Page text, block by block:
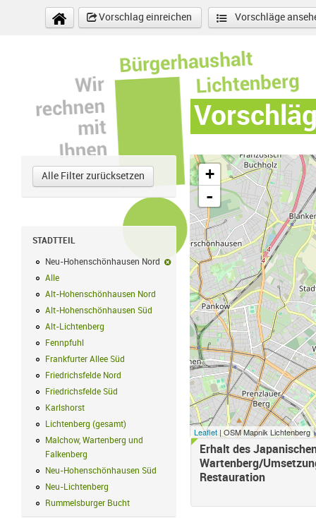
Direkt zum Inhalt
Vorschlag einreichen
Vorschläge
Alle Filter zurücksetzen
STADTTEIL
Neu-Hohenschönhausen Nord
Neu-Hohenschönhausen Nord-Filter
Alle
Alt-Hohenschönhausen Nord
Alt-Hohenschönhausen Nord Filter
Alt-Hohenschönhausen Süd
Alt-Hohenschönhausen Süd Filter
Alt-Lichtenberg Alt-Lichtenberg Filter anwenden
Fennpfuhl
Frankfurter Allee Süd
Frankfurter Allee Süd Filter anwenden
Friedrichsfelde Nord
Friedrichsfelde Nord Filter anwenden
Friedrichsfelde Süd
Friedrichsfelde Süd Filter anwenden
Karlshorst
Lichtenberg (gesamt) Lichtenberg (gesamt) Filter anwenden
Malchow, Wartenberg und
Falkenberg Malchow, Wartenberg und Falkenberg Filter anwenden
Neu-Hohenschönhausen Süd
Neu-Hohenschönhausen Süd Filter
Neu-Lichtenberg
Rummelsburger Bucht Rummelsburger Bucht Filter anwenden
+
-
Leaflet| OSM Mapnik Lichtenberg
Erhalt des
Wartenberg/
Restauration